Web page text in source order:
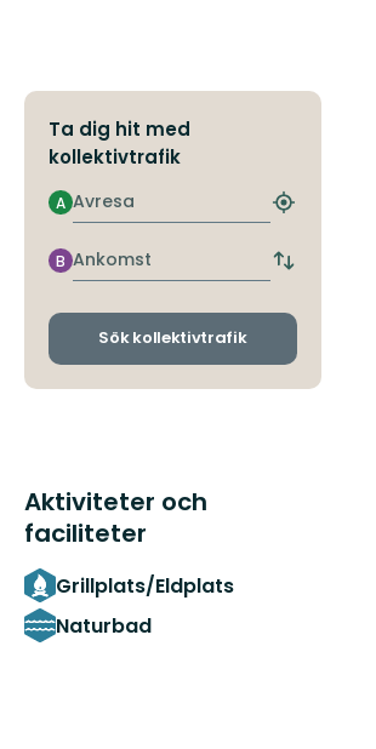
Ta dig hit med
kollektivtrafik
Avresa
A
Hitta
hållplats
Ankomst
B
Byt
och
Sök kollektivtrafik
Aktiviteter och
faciliteter
Grillplats/Eldplats
Naturbad